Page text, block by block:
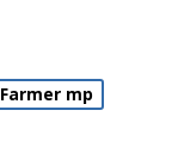
Farmer mp